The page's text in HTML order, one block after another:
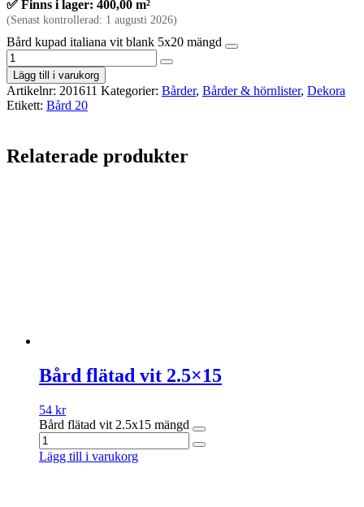
✅ Finns i lager: 400,00 m²
(Senast kontrollerad: 1 augusti 2026)
Bård kupad italiana vit blank 5x20 mängd
Lägg till i varukorg
Artikelnr: 201611 Kategorier: Bårder, Bårder & hörnlister, Dekora
Etikett: Bård 20
Relaterade produkter
Bård flätad vit 2.5×15
54 kr
Bård flätad vit 2.5x15 mängd
Lägg till i varukorg